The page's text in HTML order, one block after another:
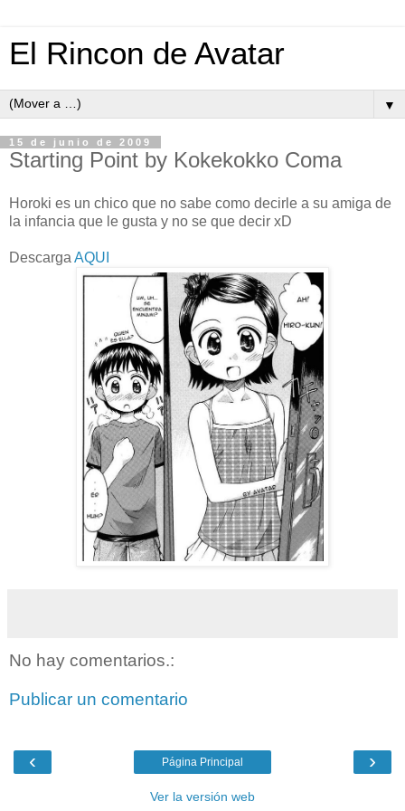
El Rincon de Avatar
▼
15 de junio de 2009
Starting Point by Kokekokko Coma
Horoki es un chico que no sabe como decirle a su amiga de
la infancia que le gusta y no se que decir xD
Descarga AQUI
No hay comentarios.:
Publicar un comentario
‹ ›
Página Principal
Ver la versión web